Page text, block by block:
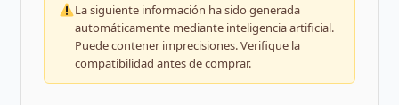
La siguiente información ha sido generada
automáticamente mediante inteligencia artificial.
Puede contener imprecisiones. Verifique la
compatibilidad antes de comprar.